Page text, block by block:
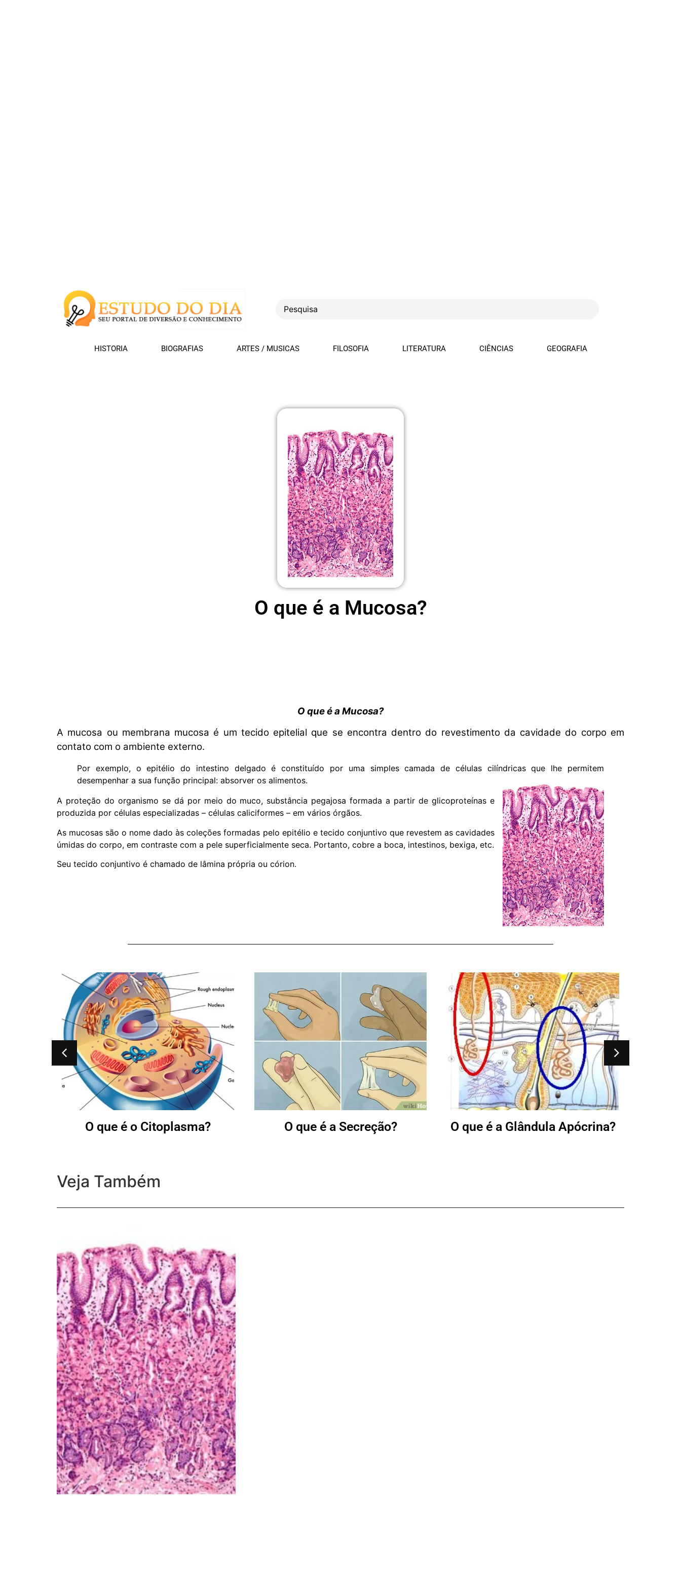
HISTORIA BIOGRAFIAS ARTES / MUSICAS FILOSOFIA LITERATURA CIÊNCIAS GEOGRAFIA
O que é a Mucosa?
O que é a Mucosa?
A mucosa ou membrana mucosa é um tecido epitelial que se encontra dentro do revestimento da cavidade do corpo em
contato com o ambiente externo.
Por exemplo, o epitélio do intestino delgado é constituído por uma simples camada de células cilíndricas que lhe permitem
desempenhar a sua função principal: absorver os alimentos.
A proteção do organismo se dá por meio do muco, substância pegajosa formada a partir de glicoproteínas e
produzida por células especializadas – células caliciformes – em vários órgãos.
As mucosas são o nome dado às coleções formadas pelo epitélio e tecido conjuntivo que revestem as cavidades
úmidas do corpo, em contraste com a pele superficialmente seca. Portanto, cobre a boca, intestinos, bexiga, etc.
Seu tecido conjuntivo é chamado de lâmina própria ou córion.
O que é o Citoplasma? O que é a Secreção? O que é a Glândula Apócrina?
Veja Também